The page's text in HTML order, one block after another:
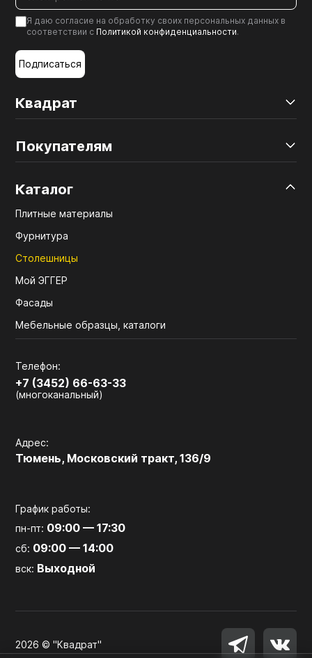
Квадрат
Покупателям
Каталог
Плитные материалы
Фурнитура
Столешницы
Мой ЭГГЕР
Фасады
Мебельные образцы, каталоги
Телефон:
+7 (3452) 66-63-33
(многоканальный)
Адрес:
Тюмень, Московский тракт, 136/9
График работы:
пн-пт: 09:00 — 17:30
сб: 09:00 — 14:00
вск: Выходной
Я даю согласие на обработку своих персональных данных в
соответствии с Политикой конфиденциальности.
Подписаться
2026 © "Квадрат"